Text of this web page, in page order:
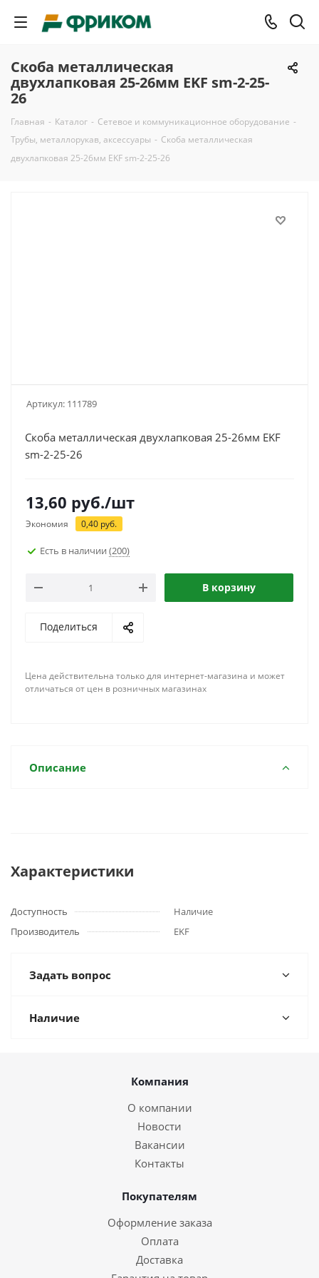
Скоба металлическая
двухлапковая 25-26мм EKF sm-2-25-
26
Главная - Каталог - Сетевое и коммуникационное оборудование -
Трубы, металлорукав, аксессуары - Скоба металлическая
двухлапковая 25-26мм EKF sm-2-25-26
Артикул: 111789
Скоба металлическая двухлапковая 25-26мм EKF
sm-2-25-26
13,60 руб./шт
Экономия 0,40 руб.
Есть в наличии (200)
В корзину
Поделиться
Цена действительна только для интернет-магазина и может
отличаться от цен в розничных магазинах
Описание
Характеристики
Доступность
Наличие
Производитель
EKF
Задать вопрос
Наличие
Компания
О компании
Новости
Вакансии
Контакты
Покупателям
Оформление заказа
Оплата
Доставка